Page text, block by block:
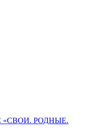
«СВОИ. РОДНЫЕ.